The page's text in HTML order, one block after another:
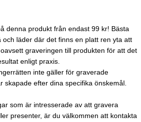
denna produkt från endast 99 kr! Bästa
och läder där det finns en platt ren yta att
graveringen till produkten för att det
enligt praxis.
inte gäller för graverade
skapade efter dina specifika önskemål.
som är intresserade av att gravera
presenter, är du välkommen att kontakta